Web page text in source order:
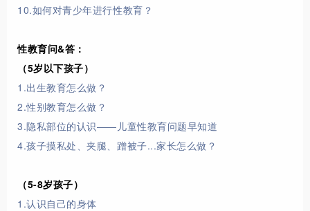
10.如何对青少年进行性教育？
性教育问&答：
（5岁以下孩子）
1.出生教育怎么做？
2.性别教育怎么做？
3.隐私部位的认识——儿童性教育问题早知道
4.孩子摸私处、夹腿、蹭被子...家长怎么做？
（5-8岁孩子）
1.认识自己的身体